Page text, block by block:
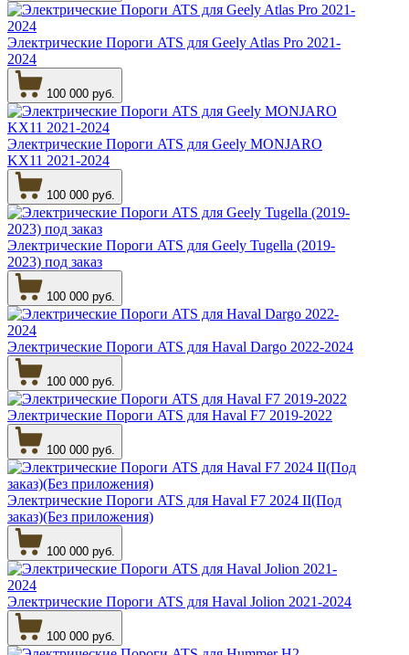
Электрические Пороги ATS для Geely Atlas Pro 2021-
2024
100 000 руб.
Электрические Пороги ATS для Geely MONJARO
KX11 2021-2024
100 000 руб.
Электрические Пороги ATS для Geely Tugella (2019-
2023) под заказ
100 000 руб.
Электрические Пороги ATS для Haval Dargo 2022-2024
100 000 руб.
Электрические Пороги ATS для Haval F7 2019-2022
100 000 руб.
Электрические Пороги ATS для Haval F7 2024 II(Под
заказ)(Без приложения)
100 000 руб.
Электрические Пороги ATS для Haval Jolion 2021-2024
100 000 руб.